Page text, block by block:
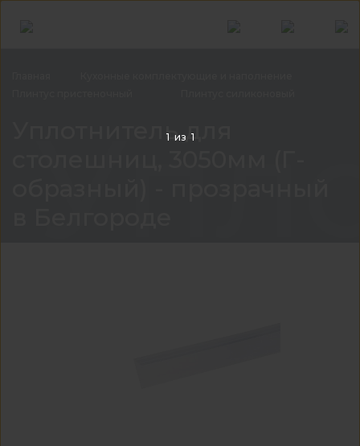
Уплотнитель для
1 из 1